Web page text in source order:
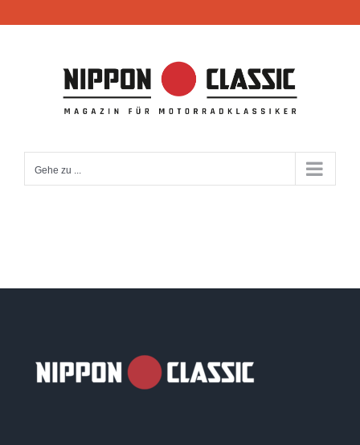
Inhalt
Gehe zu ...